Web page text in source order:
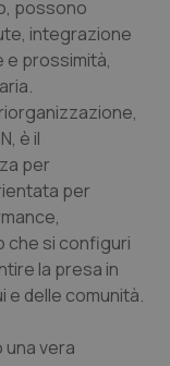
possono
integrazione
prossimità,
è il
per
per
che si configuri
la presa in
e delle comunità.
vera